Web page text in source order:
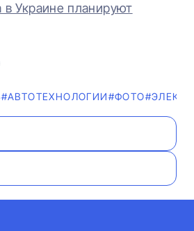
в Украине планируют
#АВТОТЕХНОЛОГИИ#ФОТО